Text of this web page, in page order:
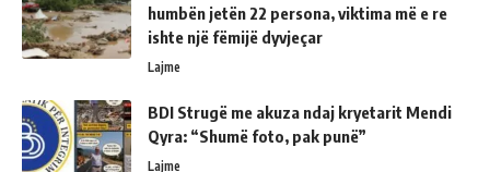
humbën jetën 22 persona, viktima më e re
ishte një fëmijë dyvjeçar
Lajme
BDI Strugë me akuza ndaj kryetarit Mendi
Qyra: “Shumë foto, pak punë”
Lajme